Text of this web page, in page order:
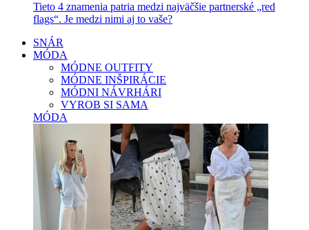
Tieto 4 znamenia patria medzi najväčšie partnerské „red
flags“. Je medzi nimi aj to vaše?
SNÁR
MÓDA
MÓDNE OUTFITY
MÓDNE INŠPIRÁCIE
MÓDNI NÁVRHÁRI
VYROB SI SAMA
MÓDA